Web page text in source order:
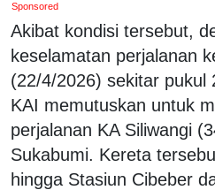
Sponsored
Akibat kondisi tersebut,
keselamatan perjalanan
(22/4/2026) sekitar pukul
KAI memutuskan untuk
perjalanan KA Siliwangi
Sukabumi. Kereta
hingga Stasiun Cibeber